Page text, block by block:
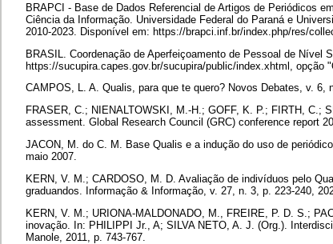
BRAPCI - Base de Dados Referencial de Artigos de Periódicos
Ciência da Informação. Universidade Federal do Paraná e
2010-2023. Disponível em: https://brapci.inf.br/index.php/res/
BRASIL. Coordenação de Aperfeiçoamento de Pessoal de
https://sucupira.capes.gov.br/sucupira/public/index.xhtml, opção
CAMPOS, L. A. Qualis, para que te quero? Novos Debates, v. 6,
FRASER, C.; NIENALTOWSKI, M.-H.; GOFF, K. P.; FIRTH, C.;
assessment. Global Research Council (GRC) conference report
JACON, M. do C. M. Base Qualis e a indução do uso de
maio 2007.
KERN, V. M.; CARDOSO, M. D. Avaliação de indivíduos pelo
graduandos. Informação & Informação, v. 27, n. 3, p. 223-240,
KERN, V. M.; URIONA-MALDONADO, M., FREIRE, P. D. S.;
inovação. In: PHILIPPI Jr., A; SILVA NETO, A. J. (Org.).
Manole, 2011, p. 743-767.